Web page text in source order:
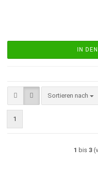
IN
Sortieren nach
Sortieren nach
1
1 bis 3